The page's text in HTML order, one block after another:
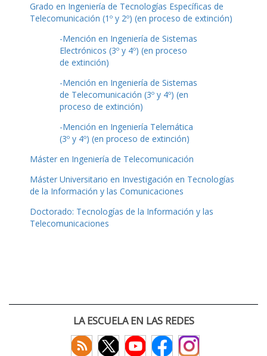
Grado en Ingeniería de Tecnologías Específicas de
Telecomunicación (1º y 2º) (en proceso de extinción)
-Mención en Ingeniería de Sistemas
Electrónicos (3º y 4º) (en proceso
de extinción)
-Mención en Ingeniería de Sistemas
de Telecomunicación (3º y 4º) (en
proceso de extinción)
-Mención en Ingeniería Telemática
(3º y 4º) (en proceso de extinción)
Máster en Ingeniería de Telecomunicación
Máster Universitario en Investigación en Tecnologías
de la Información y las Comunicaciones
Doctorado: Tecnologías de la Información y las
Telecomunicaciones
LA ESCUELA EN LAS REDES